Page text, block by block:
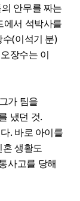
안무를 짜는
에서 석박사를
(이석기 분)
장수는 이
가 팀을
냈던 것.
. 바로 아이를
생활도
사고를 당해